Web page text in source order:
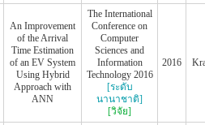
An Improvement
of the Arrival
Time Estimation
of an EV System
Using Hybrid
Approach with
ANN
The International
Conference on
Computer
Sciences and
Information
Technology 2016
[ระดับ
นานาชาติ]
[วิจัย]
2016